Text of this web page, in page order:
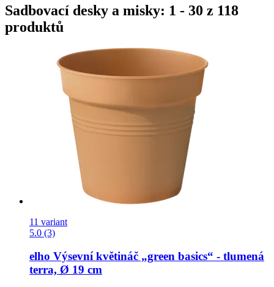
Sadbovací desky a misky: 1 - 30 z 118
produktů
11 variant
5.0 (3)
elho Výsevní květináč „green basics“ -​ tlumená
terra, Ø 19 cm